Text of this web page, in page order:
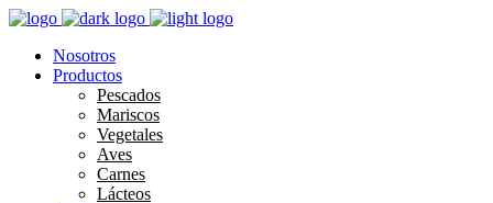
Nosotros
Productos
Pescados
Mariscos
Vegetales
Aves
Carnes
Lácteos